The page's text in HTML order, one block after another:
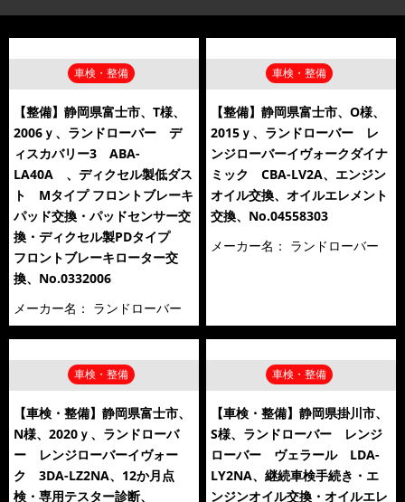
車検・整備
【整備】静岡県富士市、T様、
2006ｙ、ランドローバー デ
ィスカバリー3 ABA-
LA40A 、ディクセル製低ダス
ト Mタイプ フロントブレーキ
パッド交換・パッドセンサー交
換・ディクセル製PDタイプ
フロントブレーキローター交
換、No.0332006
メーカー名： ランドローバー
車検・整備
【整備】静岡県富士市、O様、
2015ｙ、ランドローバー レ
ンジローバーイヴォークダイナ
ミック CBA-LV2A、エンジン
オイル交換、オイルエレメント
交換、No.04558303
メーカー名： ランドローバー
車検・整備
【車検・整備】静岡県富士市、
N様、2020ｙ、ランドローバ
ー レンジローバーイヴォー
ク 3DA-LZ2NA、12か月点
検・専用テスター診断、
車検・整備
【車検・整備】静岡県掛川市、
S様、ランドローバー レンジ
ローバー ヴェラール LDA-
LY2NA、継続車検手続き・エ
ンジンオイル交換・オイルエレ